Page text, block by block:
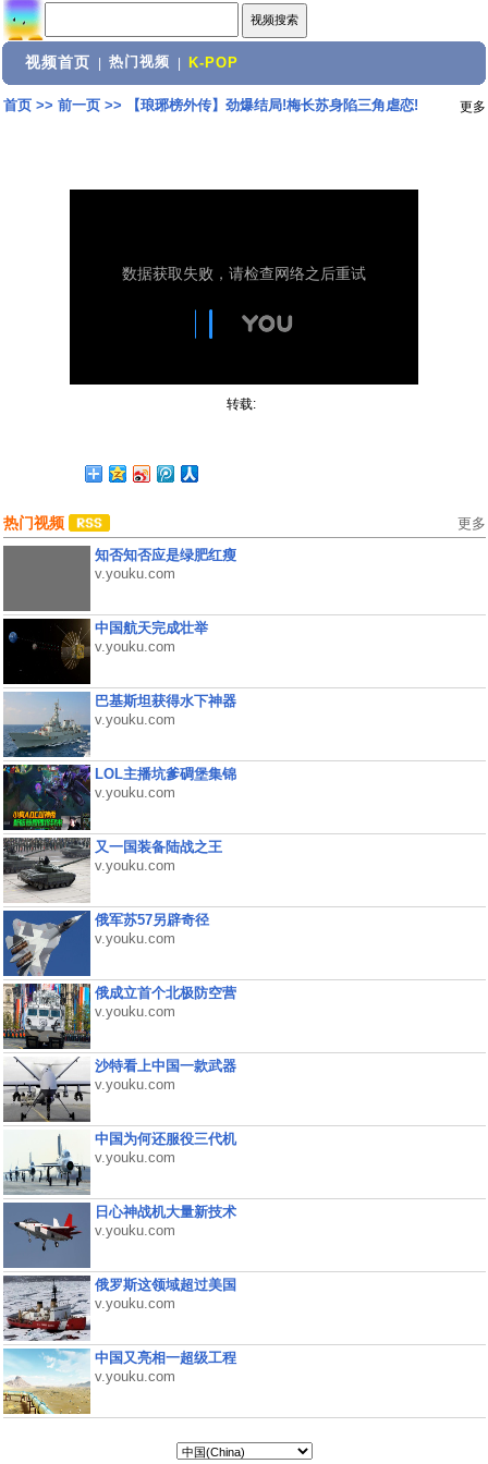
视频首页 热门视频 K-POP
首页>> 前一页>> 【琅琊榜外传】劲爆结局!梅长苏身陷三角虐恋! 更多
转载:
热门视频 更多
知否知否应是绿肥红瘦
v.youku.com
中国航天完成壮举
v.youku.com
巴基斯坦获得水下神器
v.youku.com
LOL主播坑爹碉堡集锦
v.youku.com
又一国装备陆战之王
v.youku.com
俄军苏57另辟奇径
v.youku.com
俄成立首个北极防空营
v.youku.com
沙特看上中国一款武器
v.youku.com
中国为何还服役三代机
v.youku.com
日心神战机大量新技术
v.youku.com
俄罗斯这领域超过美国
v.youku.com
中国又亮相一超级工程
v.youku.com